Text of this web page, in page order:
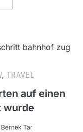
, TRAVEL
auf einen
wurde
Bernek Tar